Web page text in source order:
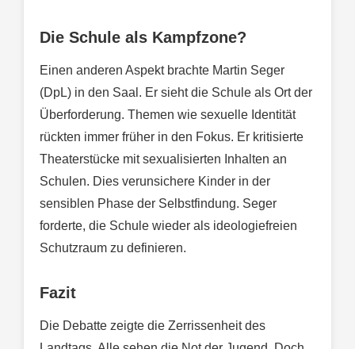
Die Schule als Kampfzone?
Einen anderen Aspekt brachte Martin Seger
(DpL) in den Saal. Er sieht die Schule als Ort der
Überforderung. Themen wie sexuelle Identität
rückten immer früher in den Fokus. Er kritisierte
Theaterstücke mit sexualisierten Inhalten an
Schulen. Dies verunsichere Kinder in der
sensiblen Phase der Selbstfindung. Seger
forderte, die Schule wieder als ideologiefreien
Schutzraum zu definieren.
Fazit
Die Debatte zeigte die Zerrissenheit des